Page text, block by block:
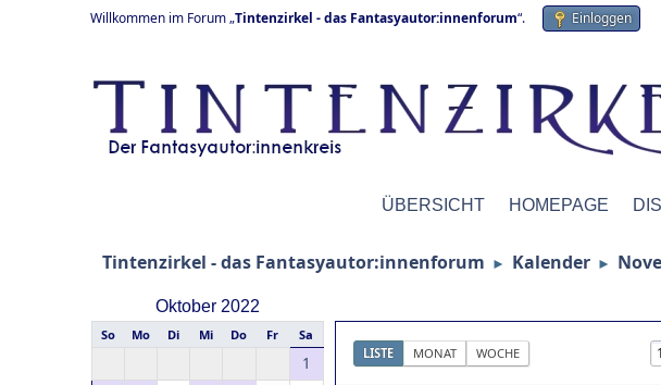
Willkommen im Forum „Tintenzirkel - das Fantasyautor:innenforum“. Einloggen
ÜBERSICHT HOMEPAGE
Tintenzirkel - das Fantasyautor:innenforum ► Kalender ►
Oktober 2022
So Mo Di Mi Do Fr Sa
1
LISTE MONAT WOCHE